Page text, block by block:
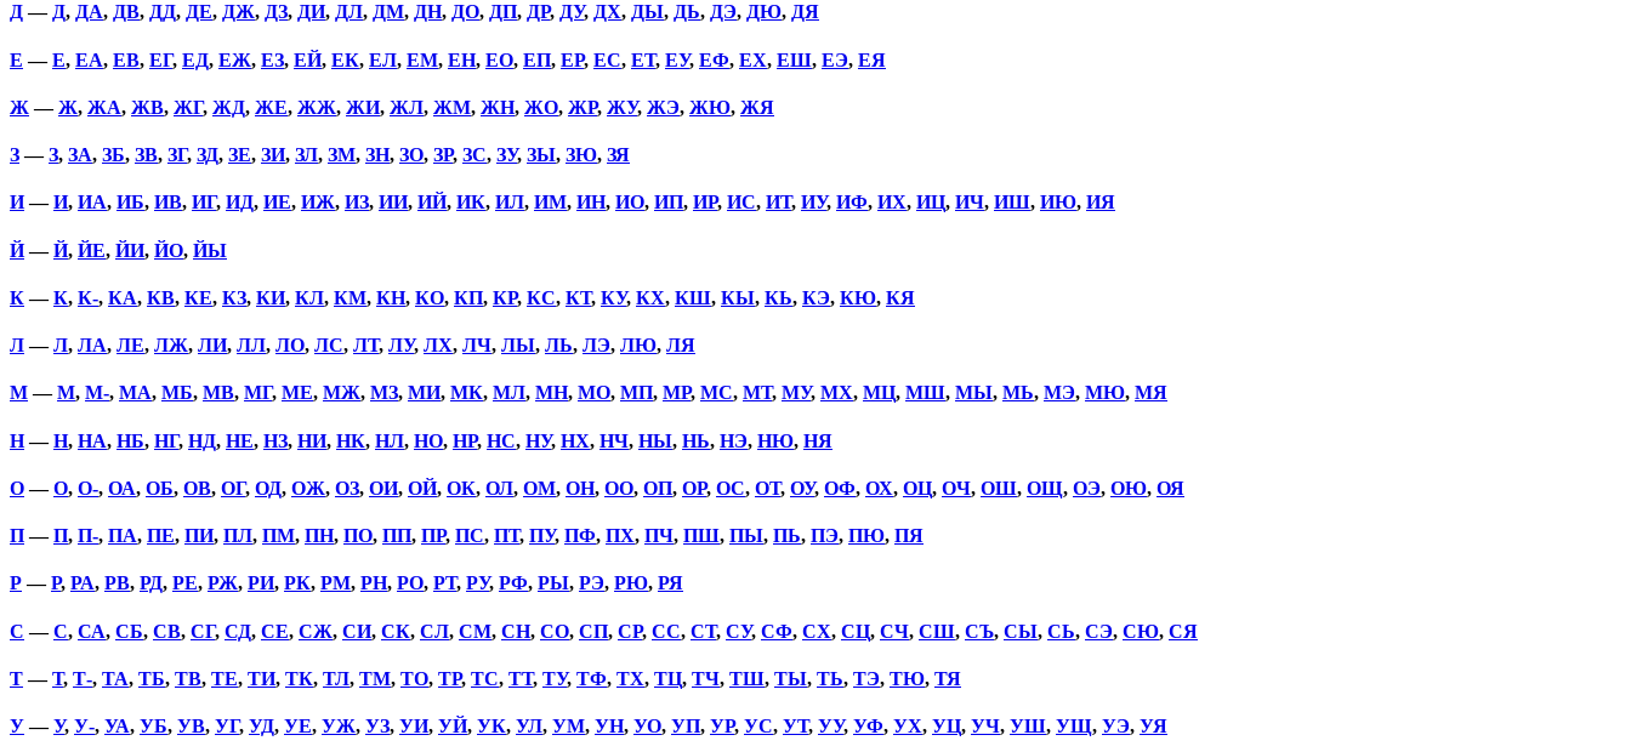
Д— Д, ДА, ДВ, ДД, ДЕ, ДЖ, ДЗ, ДИ, ДЛ, ДМ, ДН, ДО, ДП, ДР, ДУ, ДХ, ДЫ, ДЬ, ДЭ, ДЮ, ДЯ
Е —Е, ЕА, ЕВ, ЕГ, ЕД, ЕЖ, ЕЗ, ЕЙ, ЕК, ЕЛ, ЕМ, ЕН, ЕО, ЕП, ЕР, ЕС, ЕТ, ЕУ, ЕФ, ЕХ, ЕШ, ЕЭ, ЕЯ
Ж —Ж, ЖА, ЖВ, ЖГ, ЖД, ЖЕ, ЖЖ, ЖИ, ЖЛ, ЖМ, ЖН, ЖО, ЖР, ЖУ, ЖЭ, ЖЮ, ЖЯ
З—З, ЗА, ЗБ, ЗВ, ЗГ, ЗД, ЗЕ, ЗИ, ЗЛ, ЗМ, ЗН, ЗО, ЗР, ЗС, ЗУ, ЗЫ, ЗЮ, ЗЯ
И—И, ИА, ИБ, ИВ, ИГ, ИД, ИЕ, ИЖ, ИЗ, ИИ, ИЙ, ИК, ИЛ, ИМ, ИН, ИО, ИП, ИР, ИС, ИТ, ИУ, ИФ, ИХ, ИЦ, ИЧ, ИШ, ИЮ, ИЯ
Й—Й, ЙЕ, ЙИ, ЙО, ЙЫ
К—К, К-, КА, КВ, КЕ, КЗ, КИ, КЛ, КМ, КН, КО, КП, КР, КС, КТ, КУ, КХ, КШ, КЫ, КЬ, КЭ, КЮ, КЯ
Л—Л, ЛА, ЛЕ, ЛЖ, ЛИ, ЛЛ, ЛО, ЛС, ЛТ, ЛУ, ЛХ, ЛЧ, ЛЫ, ЛЬ, ЛЭ, ЛЮ, ЛЯ
М—М, М-, МА, МБ, МВ, МГ, МЕ, МЖ, МЗ, МИ, МК, МЛ, МН, МО, МП, МР, МС, МТ, МУ, МХ, МЦ, МШ, МЫ, МЬ, МЭ, МЮ, МЯ
Н—Н, НА, НБ, НГ, НД, НЕ, НЗ, НИ, НК, НЛ, НО, НР, НС, НУ, НХ, НЧ, НЫ, НЬ, НЭ, НЮ, НЯ
О—О, О-, ОА, ОБ, ОВ, ОГ, ОД, ОЖ, ОЗ, ОИ, ОЙ, ОК, ОЛ, ОМ, ОН, ОО, ОП, ОР, ОС, ОТ, ОУ, ОФ, ОХ, ОЦ, ОЧ, ОШ, ОЩ, ОЭ, ОЮ, ОЯ
П—П, П-, ПА, ПЕ, ПИ, ПЛ, ПМ, ПН, ПО, ПП, ПР, ПС, ПТ, ПУ, ПФ, ПХ, ПЧ, ПШ, ПЫ, ПЬ, ПЭ, ПЮ, ПЯ
Р—Р, РА, РВ, РД, РЕ, РЖ, РИ, РК, РМ, РН, РО, РТ, РУ, РФ, РЫ, РЭ, РЮ, РЯ
С —С, СА, СБ, СВ, СГ, СД, СЕ, СЖ, СИ, СК, СЛ, СМ, СН, СО, СП, СР, СС, СТ, СУ, СФ, СХ, СЦ, СЧ, СШ, СЪ, СЫ, СЬ, СЭ, СЮ, СЯ
Т—Т, Т-, ТА, ТБ, ТВ, ТЕ, ТИ, ТК, ТЛ, ТМ, ТО, ТР, ТС, ТТ, ТУ, ТФ, ТХ, ТЦ, ТЧ, ТШ, ТЫ, ТЬ, ТЭ, ТЮ, ТЯ
У—У, У-, УА, УБ, УВ, УГ, УД, УЕ, УЖ, УЗ, УИ, УЙ, УК, УЛ, УМ, УН, УО, УП, УР, УС, УТ, УУ, УФ, УХ, УЦ, УЧ, УШ, УЩ, УЭ, УЯ